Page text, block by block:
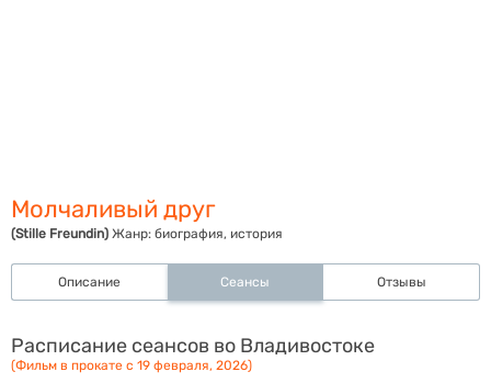
Молчаливый друг
(Stille Freundin) Жанр: биография, история
Описание Сеансы Отзывы
Расписание сеансов во Владивостоке
(Фильм в прокате с 19 февраля, 2026)